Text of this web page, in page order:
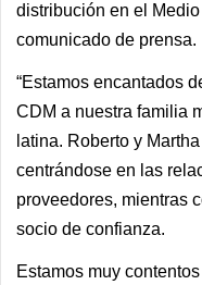
distribución en el
comunicado de prensa.
“Estamos encantados
CDM a nuestra familia
latina. Roberto y
centrándose en las
proveedores, mientras
socio de confianza.
Estamos muy